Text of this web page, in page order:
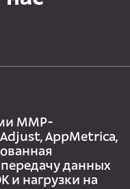
MMP-
AppMetrica,
данных
и нагрузки на